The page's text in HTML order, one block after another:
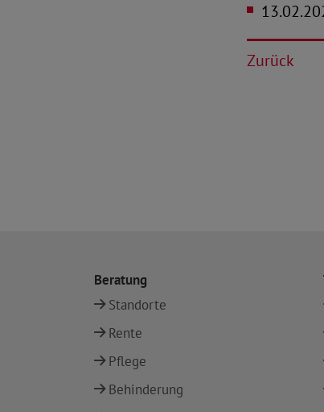
Zurück
Beratung
Standorte
Rente
Pflege
Behinderung